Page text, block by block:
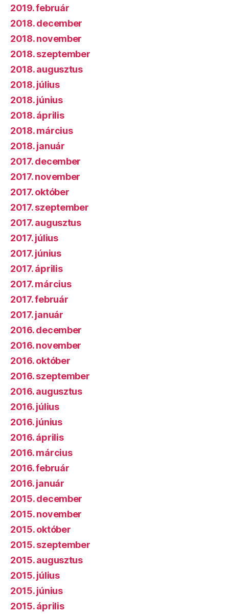
2019. február
2018. december
2018. november
2018. szeptember
2018. augusztus
2018. július
2018. június
2018. április
2018. március
2018. január
2017. december
2017. november
2017. október
2017. szeptember
2017. augusztus
2017. július
2017. június
2017. április
2017. március
2017. február
2017. január
2016. december
2016. november
2016. október
2016. szeptember
2016. augusztus
2016. július
2016. június
2016. április
2016. március
2016. február
2016. január
2015. december
2015. november
2015. október
2015. szeptember
2015. augusztus
2015. július
2015. június
2015. április